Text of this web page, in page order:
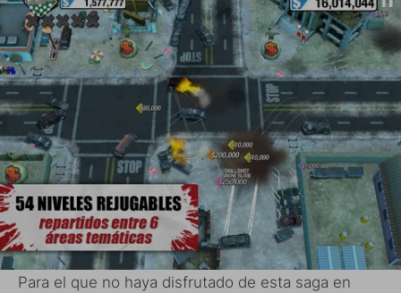
Para el que no haya disfrutado de esta saga en